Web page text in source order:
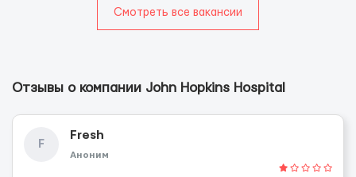
Смотреть все вакансии
Отзывы о компании John Hopkins Hospital
F
Fresh
Аноним